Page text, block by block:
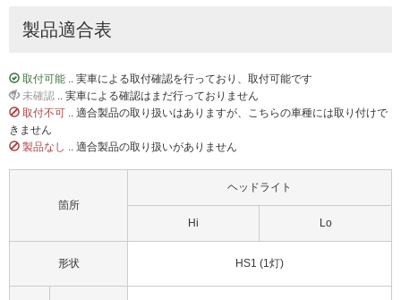
製品適合表
取付可能 .. 実車による取付確認を行っており、取付可能です
未確認 .. 実車による確認はまだ行っておりません
取付不可 .. 適合製品の取り扱いはありますが、こちらの車種には取り付けで
きません
製品なし .. 適合製品の取り扱いがありません
箇所
ヘッドライト
Hi Lo
形状 HS1 (1灯)